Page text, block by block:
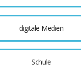
digitale Medien
Schule